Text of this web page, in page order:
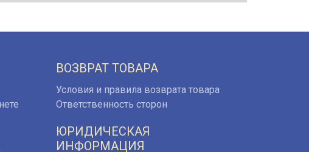
ВОЗВРАТ ТОВАРА
Условия и правила возврата товара
Ответственность сторон
ЮРИДИЧЕСКАЯ
ИНФОРМАЦИЯ